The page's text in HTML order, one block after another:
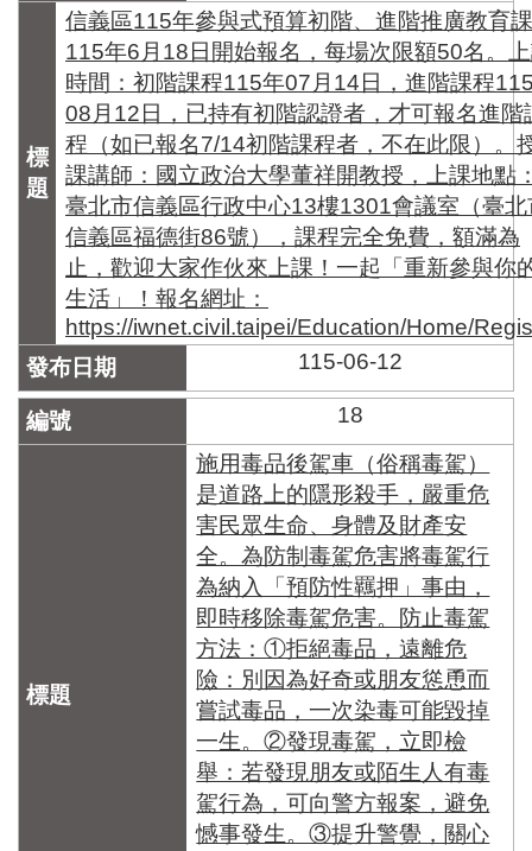
信義區115年參與式預算初階、進階推廣教育
115年6月18日開始報名，每場次限額50名。
時間：初階課程115年07月14日，進階課程
08月12日，已持有初階認證者，才可報名進階
程（如已報名7/14初階課程者，不在此限）。
課講師：國立政治大學董祥開教授，上課地點
臺北市信義區行政中心13樓1301會議室（臺北
信義區福德街86號），課程完全免費，額滿為
止，歡迎大家作伙來上課！一起「重新參與你
生活」！報名網址：
https://iwnet.civil.taipei/Education/Home/
115-06-12
18
施用毒品後駕車（俗稱毒駕）
是道路上的隱形殺手，嚴重危
害民眾生命、身體及財產安
全。為防制毒駕危害將毒駕行
為納入「預防性羈押」事由，
即時移除毒駕危害。防止毒駕
方法：①拒絕毒品，遠離危
險：別因為好奇或朋友慫恿而
嘗試毒品，一次染毒可能毀掉
一生。②發現毒駕，立即檢
舉：若發現朋友或陌生人有毒
駕行為，可向警方報案，避免
憾事發生。③提升警覺，關心